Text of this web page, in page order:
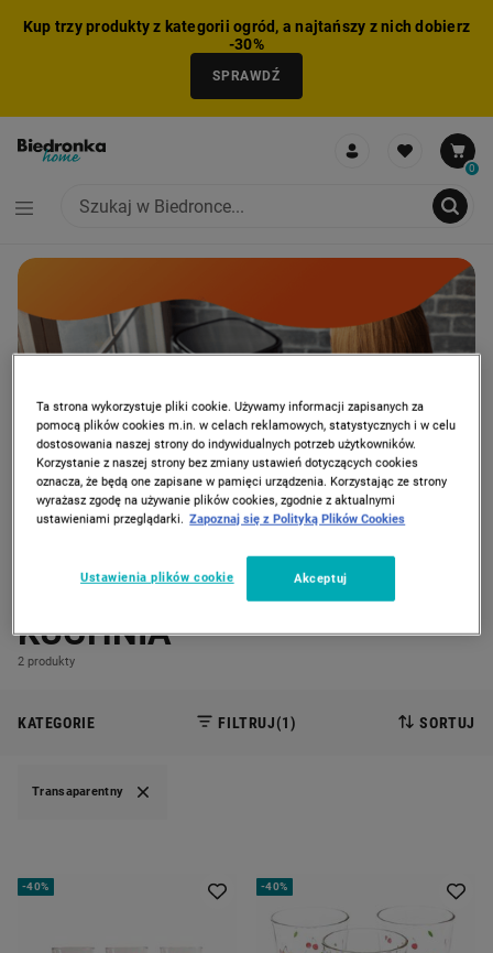
Kup trzy produkty z kategorii ogród, a najtańszy z nich dobierz
-30%
SPRAWDŹ
0
NIE MOŻNA BYŁO DODAĆ CAŁEGO ZESTAWU DO KOSZYKA
CAROUSEL
PROMOCJA: FRYTKOWNICE
CAROUSEL NAVIGATION
PREVIOUS SLIDE
KUCHNIA
2 produkty
Transaparentny
KATEGORIE FILTRUJ(1) SORTUJ
-40% -40%
Ta strona wykorzystuje pliki cookie. Używamy informacji zapisanych za
pomocą plików cookies m.in. w celach reklamowych, statystycznych i w celu
dostosowania naszej strony do indywidualnych potrzeb użytkowników.
Korzystanie z naszej strony bez zmiany ustawień dotyczących cookies
oznacza, że będą one zapisane w pamięci urządzenia. Korzystając ze strony
wyrażasz zgodę na używanie plików cookies, zgodnie z aktualnymi
ustawieniami przeglądarki. Zapoznaj się z Polityką Plików Cookies
Ustawienia plików cookie Akceptuj